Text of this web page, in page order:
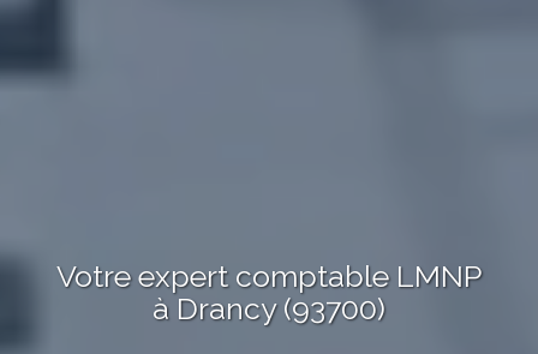
Votre expert comptable LMNP
à Drancy (93700)